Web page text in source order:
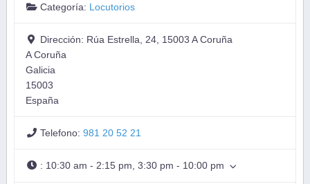
Categoría: Locutorios
Dirección: Rúa Estrella, 24, 15003 A Coruña
A Coruña
Galicia
15003
España
Telefono:981 20 52 21
: 10:30 am - 2:15 pm, 3:30 pm - 10:00 pm